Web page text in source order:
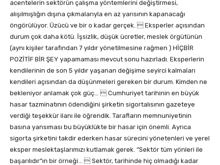
acentelerin sektörün çalışma yöntemlerini değiştirmesi,
alışılmışlığın dışına çıkmalarıyla en az yarısının kapanacağı
öngörülüyor. Üzücü ve bir o kadar gerçek.  Eksperler açısından
durum çok daha kötü. İşsizlik, düşük ücretler, meslek örgütünün
(aynı kişiler tarafından 7 yıldır yönetilmesine rağmen ) HİÇBİR
POZİTİF BİR ŞEY yapamaması mevcut sonu hazırladı. Eksperlerin
kendilerinin de son 5 yıldır yaşanan değişime seyirci kalmaları
kendileri açısından da düşünmeleri gereken bir durum. Kimden ne
bekleniyor anlamak çok güç…  Cumhuriyet tarihinin en büyük
hasar tazminatının ödendiğini şirketin sigortalısının gazeteye
verdiği teşekkür ilanı ile öğrendik. Tarafların memnuniyetinin
basına yansıması bu büyüklükte bir hasar için önemli. Ayrıca
sigorta şirketini takdir ederken hasar sürecini yönetenleri ve yerel
eksper meslektaşlarımızı kutlamak gerek. “Sektör tüm yönleri ile
başarılıdır”ın bir örneği…  Sektör, tarihinde hiç olmadığı kadar